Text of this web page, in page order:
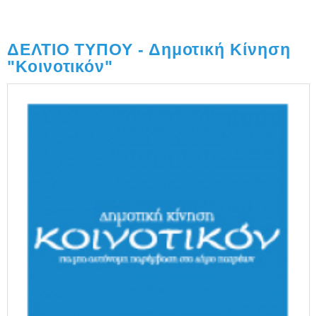
ΔΕΛΤΙΟ ΤΥΠΟΥ - Δημοτική Κίνηση
"Κοινοτικόν"